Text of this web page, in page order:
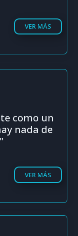
VER MÁS
como un
nada de
VER MÁS